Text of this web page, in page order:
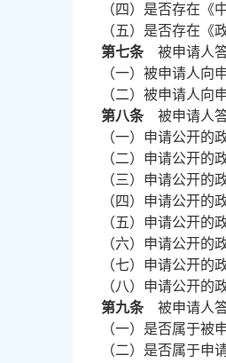
（四）是否存在《
（五）是否存在《
第七条被申请人答
（一）被申请人向
（二）被申请人向
第八条被申请人答
（一）申请公开的
（二）申请公开的
（三）申请公开的
（四）申请公开的
（五）申请公开的
（六）申请公开的
（七）申请公开的
（八）申请公开的
第九条被申请人答
（一）是否属于被
（二）是否属于申